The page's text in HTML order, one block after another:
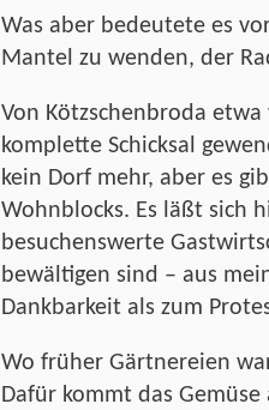
Was aber bedeutete es
Mantel zu wenden, der
Von Kötzschenbroda
komplette Schicksal
kein Dorf mehr, aber es
Wohnblocks. Es läßt sich
besuchenswerte
bewältigen sind – aus
Dankbarkeit als zum
Wo früher Gärtnereien
Dafür kommt das